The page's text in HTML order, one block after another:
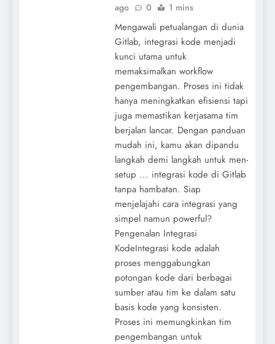
ago
0 1 mins
Mengawali petualangan di dunia
Gitlab, integrasi kode menjadi
kunci utama untuk
memaksimalkan workflow
pengembangan. Proses ini tidak
hanya meningkatkan efisiensi tapi
juga memastikan kerjasama tim
berjalan lancar. Dengan panduan
mudah ini, kamu akan dipandu
langkah demi langkah untuk men-
setup ... integrasi kode di Gitlab
tanpa hambatan. Siap
menjelajahi cara integrasi yang
simpel namun powerful?
Pengenalan Integrasi
KodeIntegrasi kode adalah
proses menggabungkan
potongan kode dari berbagai
sumber atau tim ke dalam satu
basis kode yang konsisten.
Proses ini memungkinkan tim
pengembangan untuk